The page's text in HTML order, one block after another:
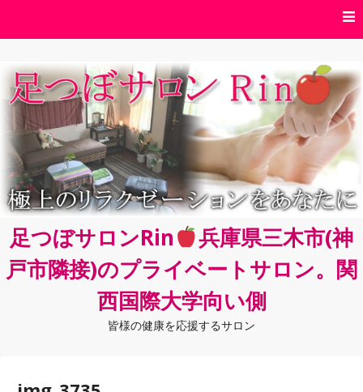
ン
ツ
へ
ス
キ
ッ
プ
足つぼサロンRin
兵庫県三木市(神
戸市隣接)のプライベートサロン。関
西国際大学向い側
皆様の健康を応援するサロン